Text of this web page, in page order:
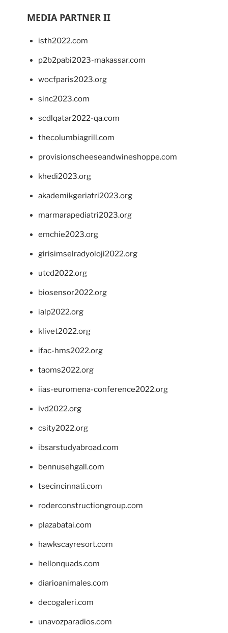
MEDIA PARTNER II
isth2022.com
p2b2pabi2023-makassar.com
wocfparis2023.org
sinc2023.com
scdlqatar2022-qa.com
thecolumbiagrill.com
provisionscheeseandwineshoppe.com
khedi2023.org
akademikgeriatri2023.org
marmarapediatri2023.org
emchie2023.org
girisimselradyoloji2022.org
utcd2022.org
biosensor2022.org
ialp2022.org
klivet2022.org
ifac-hms2022.org
taoms2022.org
iias-euromena-conference2022.org
ivd2022.org
csity2022.org
ibsarstudyabroad.com
bennusehgall.com
tsecincinnati.com
roderconstructiongroup.com
plazabatai.com
hawkscayresort.com
hellonquads.com
diarioanimales.com
decogaleri.com
unavozparadios.com